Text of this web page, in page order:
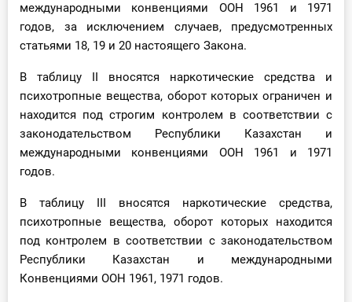
международными конвенциями ООН 1961 и 1971
годов, за исключением случаев, предусмотренных
статьями 18, 19 и 20 настоящего Закона.
В таблицу II вносятся наркотические средства и
психотропные вещества, оборот которых ограничен и
находится под строгим контролем в соответствии с
законодательством Республики Казахстан и
международными конвенциями ООН 1961 и 1971
годов.
В таблицу III вносятся наркотические средства,
психотропные вещества, оборот которых находится
под контролем в соответствии с законодательством
Республики Казахстан и международными
Конвенциями ООН 1961, 1971 годов.